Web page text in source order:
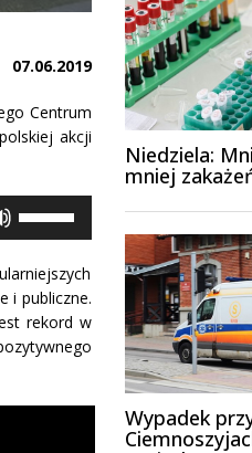
07.06.2019
Centrum
akcji
strzałek
dołu
zwiększyć
lub
głośność.
i publiczne.
rekord w
Niedziela:
mniej
Wypadek